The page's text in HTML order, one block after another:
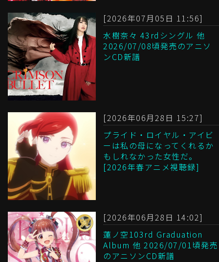
[2026年07月05日 11:56]
水樹奈々 43rdシングル 他
2026/07/08頃発売のアニソ
ンCD新譜
[2026年06月28日 15:27]
プライド・ロイヤル・アイビ
ーは私の母になってくれるか
もしれなかった女性だ。
[2026年春アニメ視聴録]
[2026年06月28日 14:02]
蓮ノ空103rd Graduation
Album 他 2026/07/01頃発売
のアニソンCD新譜